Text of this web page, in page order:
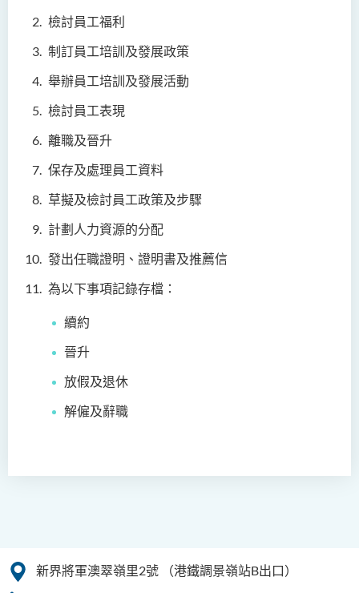
檢討員工福利
制訂員工培訓及發展政策
舉辦員工培訓及發展活動
檢討員工表現
離職及晉升
保存及處理員工資料
草擬及檢討員工政策及步驟
計劃人力資源的分配
發出任職證明、證明書及推薦信
為以下事項記錄存檔：
續約
晉升
放假及退休
解僱及辭職
新界將軍澳翠嶺里2號
（港鐵調景嶺站B出口）